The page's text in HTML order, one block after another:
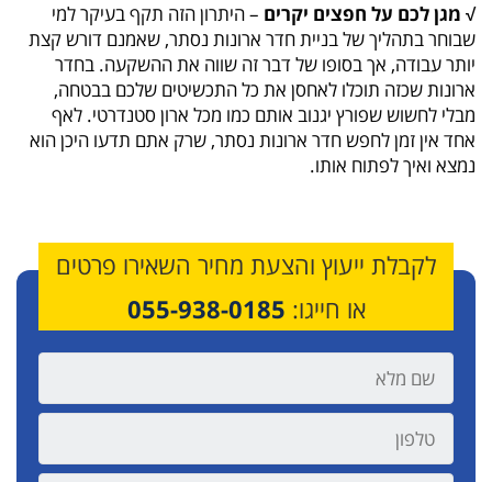
√ מגן לכם על חפצים יקרים – היתרון הזה תקף בעיקר למי
שבוחר בתהליך של בניית חדר ארונות נסתר, שאמנם דורש קצת
יותר עבודה, אך בסופו של דבר זה שווה את ההשקעה. בחדר
ארונות שכזה תוכלו לאחסן את כל התכשיטים שלכם בבטחה,
מבלי לחשוש שפורץ יגנוב אותם כמו מכל ארון סטנדרטי. לאף
אחד אין זמן לחפש חדר ארונות נסתר, שרק אתם תדעו היכן הוא
נמצא ואיך לפתוח אותו.
לקבלת ייעוץ והצעת מחיר השאירו פרטים
או חייגו: 055-938-0185